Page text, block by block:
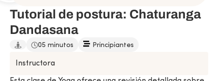
Tutorial de postura: Chaturanga
Dandasana
05 minutos Principiantes
Instructora